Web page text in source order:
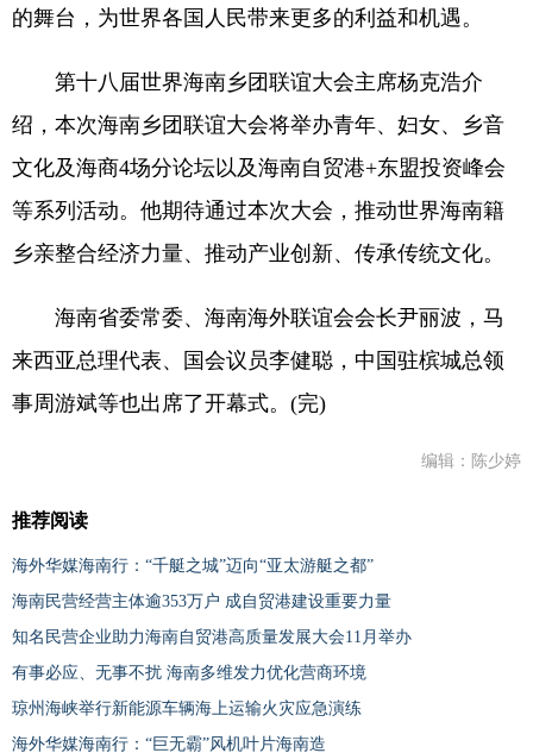
的舞台，为世界各国人民带来更多的利益和机遇。
第十八届世界海南乡团联谊大会主席杨克浩介
绍，本次海南乡团联谊大会将举办青年、妇女、乡音
文化及海商4场分论坛以及海南自贸港+东盟投资峰会
等系列活动。他期待通过本次大会，推动世界海南籍
乡亲整合经济力量、推动产业创新、传承传统文化。
海南省委常委、海南海外联谊会会长尹丽波，马
来西亚总理代表、国会议员李健聪，中国驻槟城总领
事周游斌等也出席了开幕式。(完)
编辑：陈少婷
推荐阅读
海外华媒海南行：“千艇之城”迈向“亚太游艇之都”
海南民营经营主体逾353万户 成自贸港建设重要力量
知名民营企业助力海南自贸港高质量发展大会11月举办
有事必应、无事不扰 海南多维发力优化营商环境
琼州海峡举行新能源车辆海上运输火灾应急演练
海外华媒海南行：“巨无霸”风机叶片海南造